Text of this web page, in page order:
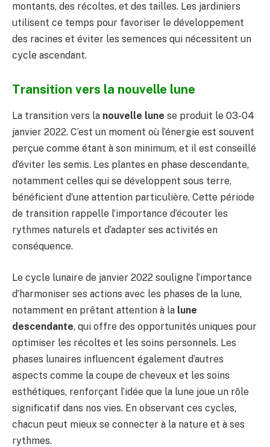
montants, des récoltes, et des tailles. Les jardiniers
utilisent ce temps pour favoriser le développement
des racines et éviter les semences qui nécessitent un
cycle ascendant.
Transition vers la nouvelle lune
La transition vers la nouvelle lune se produit le 03-04
janvier 2022. C’est un moment où l’énergie est souvent
perçue comme étant à son minimum, et il est conseillé
d’éviter les semis. Les plantes en phase descendante,
notamment celles qui se développent sous terre,
bénéficient d’une attention particulière. Cette période
de transition rappelle l’importance d’écouter les
rythmes naturels et d’adapter ses activités en
conséquence.
Le cycle lunaire de janvier 2022 souligne l’importance
d’harmoniser ses actions avec les phases de la lune,
notamment en prêtant attention à la lune
descendante, qui offre des opportunités uniques pour
optimiser les récoltes et les soins personnels. Les
phases lunaires influencent également d’autres
aspects comme la coupe de cheveux et les soins
esthétiques, renforçant l’idée que la lune joue un rôle
significatif dans nos vies. En observant ces cycles,
chacun peut mieux se connecter à la nature et à ses
rythmes.